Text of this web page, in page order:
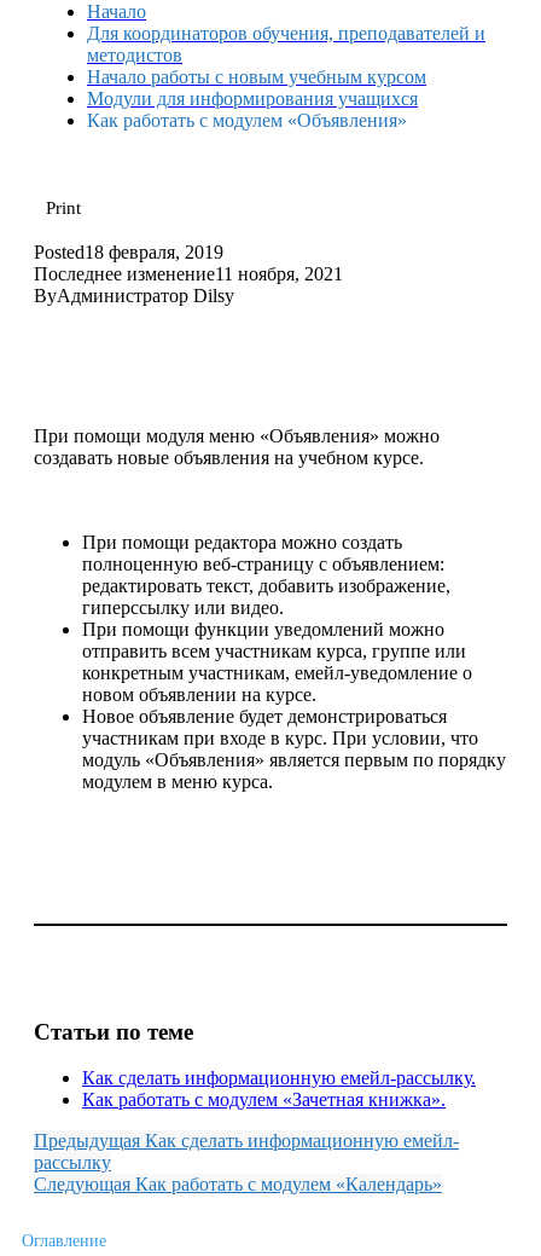
Начало
Для координаторов обучения, преподавателей и
методистов
Начало работы с новым учебным курсом
Модули для информирования учащихся
Как работать с модулем «Объявления»
Print
Posted18 февраля, 2019
Последнее изменение11 ноября, 2021
ByАдминистратор Dilsy
При помощи модуля меню «Объявления» можно
создавать новые объявления на учебном курсе.
При помощи редактора можно создать
полноценную веб-страницу с объявлением:
редактировать текст, добавить изображение,
гиперссылку или видео.
При помощи функции уведомлений можно
отправить всем участникам курса, группе или
конкретным участникам, емейл-уведомление о
новом объявлении на курсе.
Новое объявление будет демонстрироваться
участникам при входе в курс. При условии, что
модуль «Объявления» является первым по порядку
модулем в меню курса.
Статьи по теме
Как сделать информационную емейл-рассылку.
Как работать с модулем «Зачетная книжка».
Предыдущая Как сделать информационную емейл-
рассылку
Следующая Как работать с модулем «Календарь»
Оглавление